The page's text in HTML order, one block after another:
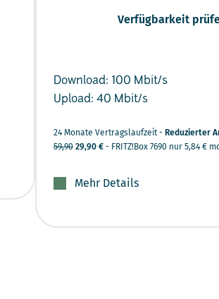
Verfügbarkeit
Download: 100 Mbit/s
Upload: 40 Mbit/s
24 Monate Vertragslaufzeit - Reduzierter
59,90 29,90 €- FRITZ!Box 7690 nur 5,84 €
Mehr Details